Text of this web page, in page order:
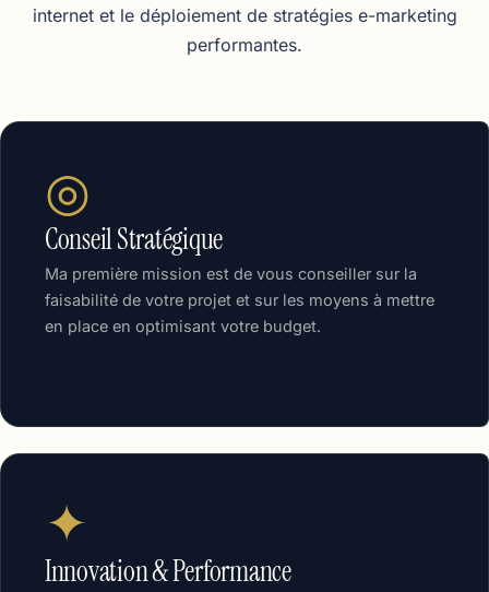
internet et le déploiement de stratégies e-marketing
performantes.
◎
Conseil Stratégique
Ma première mission est de vous conseiller sur la
faisabilité de votre projet et sur les moyens à mettre
en place en optimisant votre budget.
✦
Innovation & Performance